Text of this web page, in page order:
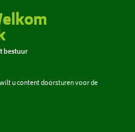
bestuur
u content doorsturen voor de